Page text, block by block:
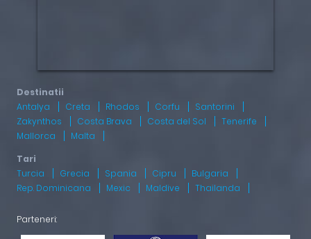
Antalya Creta Rhodos Corfu
Santorini
Zakynthos
Costa Brava Costa del Sol
Tenerife
Mallorca
Malta
Turcia Grecia Spania Cipru
Bulgaria
Rep. Dominicana
Mexic Maldive Thailanda